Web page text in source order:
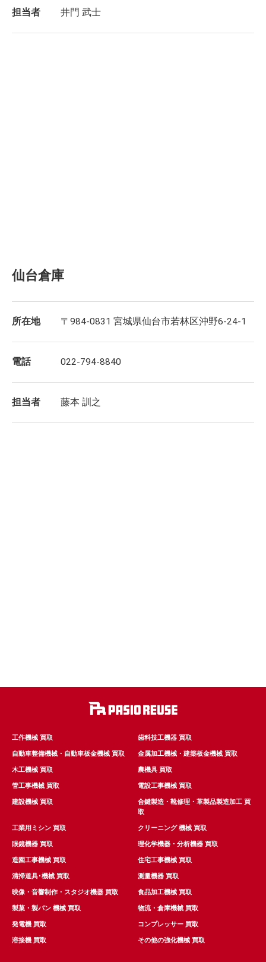
担当者 井門 武士
仙台倉庫
所在地 〒984-0831 宮城県仙台市若林区沖野6-24-1
電話 022-794-8840
担当者 藤本 訓之
工作機械 買取 歯科技工機器 買取
自動車整備機械・自動車板金機械 買取 金属加工機械・建築板金機械 買取
木工機械 買取 農機具 買取
管工事機械 買取 電設工事機械 買取
建設機械 買取
合鍵製造・靴修理・革製品製造加工 買
取
工業用ミシン 買取 クリーニング 機械 買取
眼鏡機器 買取 理化学機器・分析機器 買取
造園工事機械 買取 住宅工事機械 買取
清掃道具･機械 買取 測量機器 買取
映像・音響制作・スタジオ機器 買取 食品加工機械 買取
製菓・製パン 機械 買取 物流・倉庫機械 買取
発電機 買取 コンプレッサー 買取
溶接機 買取 その他の強化機械 買取